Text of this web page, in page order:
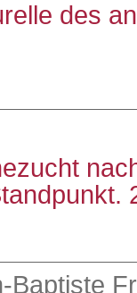
des
Baptiste